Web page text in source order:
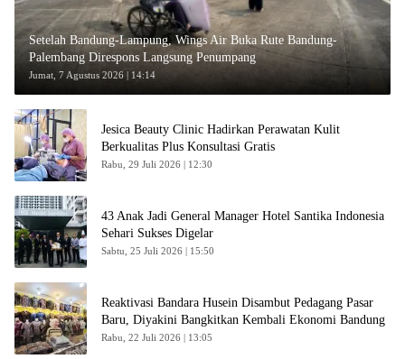
Setelah Bandung-Lampung, Wings Air Buka Rute Bandung-
Palembang Direspons Langsung Penumpang
Jumat, 7 Agustus 2026 | 14:14
Jesica Beauty Clinic Hadirkan Perawatan Kulit
Berkualitas Plus Konsultasi Gratis
Rabu, 29 Juli 2026 | 12:30
43 Anak Jadi General Manager Hotel Santika Indonesia
Sehari Sukses Digelar
Sabtu, 25 Juli 2026 | 15:50
Reaktivasi Bandara Husein Disambut Pedagang Pasar
Baru, Diyakini Bangkitkan Kembali Ekonomi Bandung
Rabu, 22 Juli 2026 | 13:05